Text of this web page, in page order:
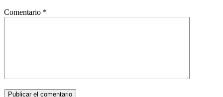
Música
Comentario *